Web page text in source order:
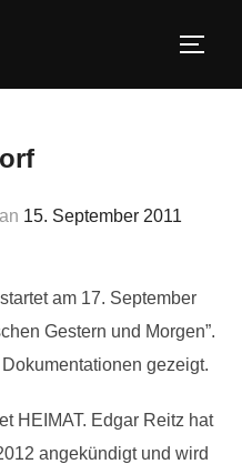
an Veröffentlicht
15. September 2011
am 17. September
Gestern und Morgen”.
gezeigt.
HEIMAT. Edgar Reitz hat
angekündigt und wird